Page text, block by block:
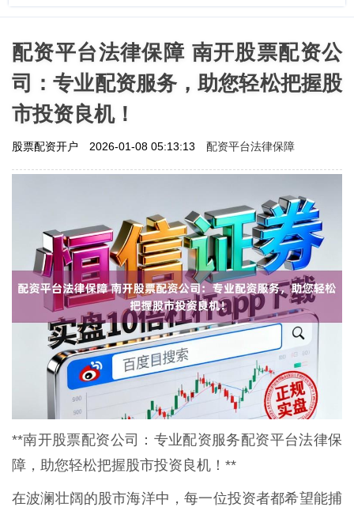
配资平台法律保障 南开股票配资公
司：专业配资服务，助您轻松把握股
市投资良机！
股票配资开户 2026-01-08 05:13:13 配资平台法律保障
**南开股票配资公司：专业配资服务配资平台法律保
障，助您轻松把握股市投资良机！**
在波澜壮阔的股市海洋中，每一位投资者都希望能捕